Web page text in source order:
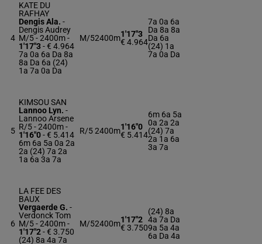
4
KATE DU
RAFHAY
Dengis Ala. -
Dengis Audrey
M/5 - 2400m-
1'17"3- € 4.964
7a 0a 6a Da 8a
8a Da 6a (24)
1a 7a 0a Da
M/52400m1'17"3
€ 4.964
7a 0a 6a
Da 8a 8a
Da 6a
(24) 1a
7a 0a Da
5
KIMSOU SAN
Lannoo Lyn. -
Lannoo Arsene
R/5 - 2400m-
1'16"0- € 5.414
6m 6a 5a 0a 2a
2a (24) 7a 2a
1a 6a 3a 7a
R/52400m1'16"0
€ 5.414
6m 6a 5a
0a 2a 2a
(24) 7a
2a 1a 6a
3a 7a
6
LA FEE DES
BAUX
Vergaerde G. -
Verdonck Tom
M/5 - 2400m-
1'17"2- € 3.750
(24) 8a 4a 7a
M/52400m1'17"2
€ 3.750
(24) 8a
4a 7a Da
9a 5a 4a
6a Da 4a